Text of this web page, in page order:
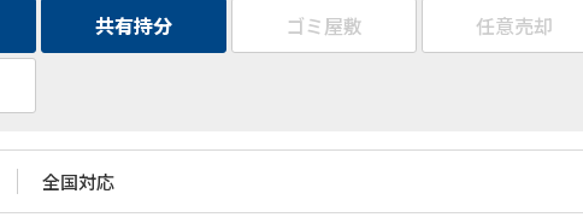
共有持分 ゴミ屋敷 任意売却
全国対応